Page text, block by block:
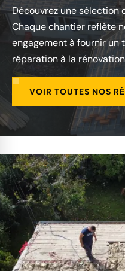
Découvrez une sélection
Chaque chantier reflète
engagement à fournir un
réparation à la
VOIR TOUTES NOS